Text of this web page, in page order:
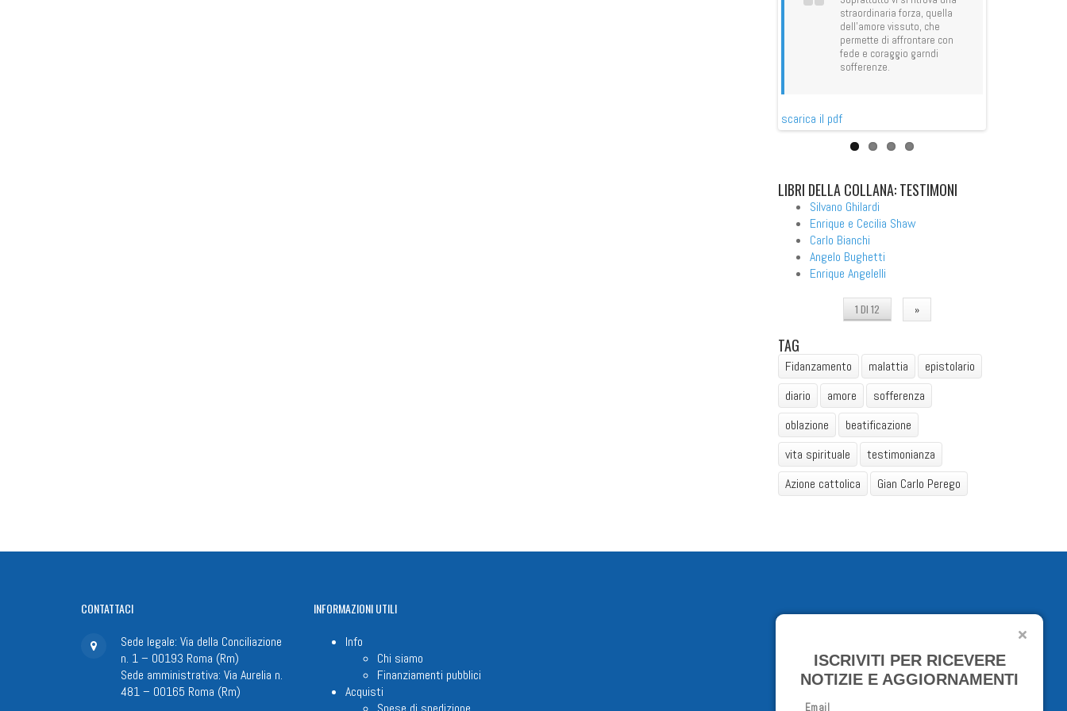
straordinaria forza, quella
dell'amore vissuto, che
permette di affrontare con
fede e coraggio garndi
sofferenze.
scarica il pdf
LIBRI DELLA COLLANA: TESTIMONI
Silvano Ghilardi
Enrique e Cecilia Shaw
Carlo Bianchi
Angelo Bughetti
Enrique Angelelli
1 DI 12 »
TAG
Fidanzamento malattia
epistolario
diario
amore
sofferenza
oblazione
beatificazione
vita spirituale
testimonianza
Azione cattolica
Gian Carlo Perego
CONTATTACI
Sede legale: Via della Conciliazione
n. 1 – 00193 Roma (Rm)
Sede amministrativa: Via Aurelia n.
481 – 00165 Roma (Rm)
INFORMAZIONIUTILI
Info
Chi siamo
Finanziamenti pubblici
Acquisti
ISCRIVITI PER RICEVERE
NOTIZIE E AGGIORNAMENTI
Email